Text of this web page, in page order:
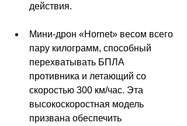
действия.
Мини-дрон «Hornet» весом всего
пару килограмм, способный
перехватывать БПЛА
противника и летающий со
скоростью 300 км/час. Эта
высокоскоростная модель
призвана обеспечить